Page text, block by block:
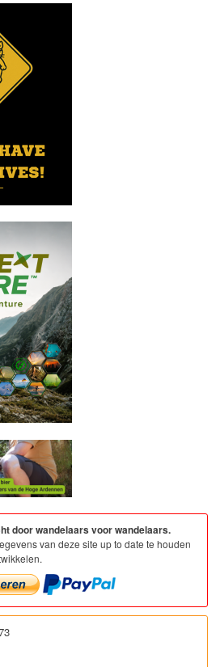
door wandelaars voor wandelaars.
van deze site up to date te houden